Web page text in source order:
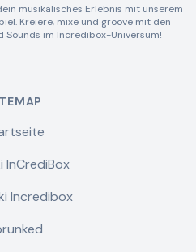
musikalisches Erlebnis mit unserem
Kreiere, mixe und groove mit den
Sounds im Incredibox-Universum!
InCrediBox
Incredibox